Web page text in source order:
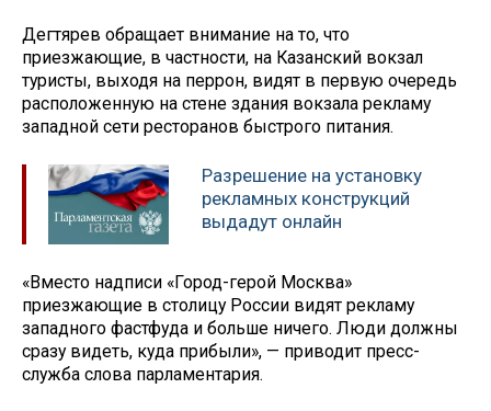
Дегтярев обращает внимание на то, что
приезжающие, в частности, на Казанский вокзал
туристы, выходя на перрон, видят в первую очередь
расположенную на стене здания вокзала рекламу
западной сети ресторанов быстрого питания.
Разрешение на установку
рекламных конструкций
выдадут онлайн
«Вместо надписи «Город-герой Москва»
приезжающие в столицу России видят рекламу
западного фастфуда и больше ничего. Люди должны
сразу видеть, куда прибыли», — приводит пресс-
служба слова парламентария.